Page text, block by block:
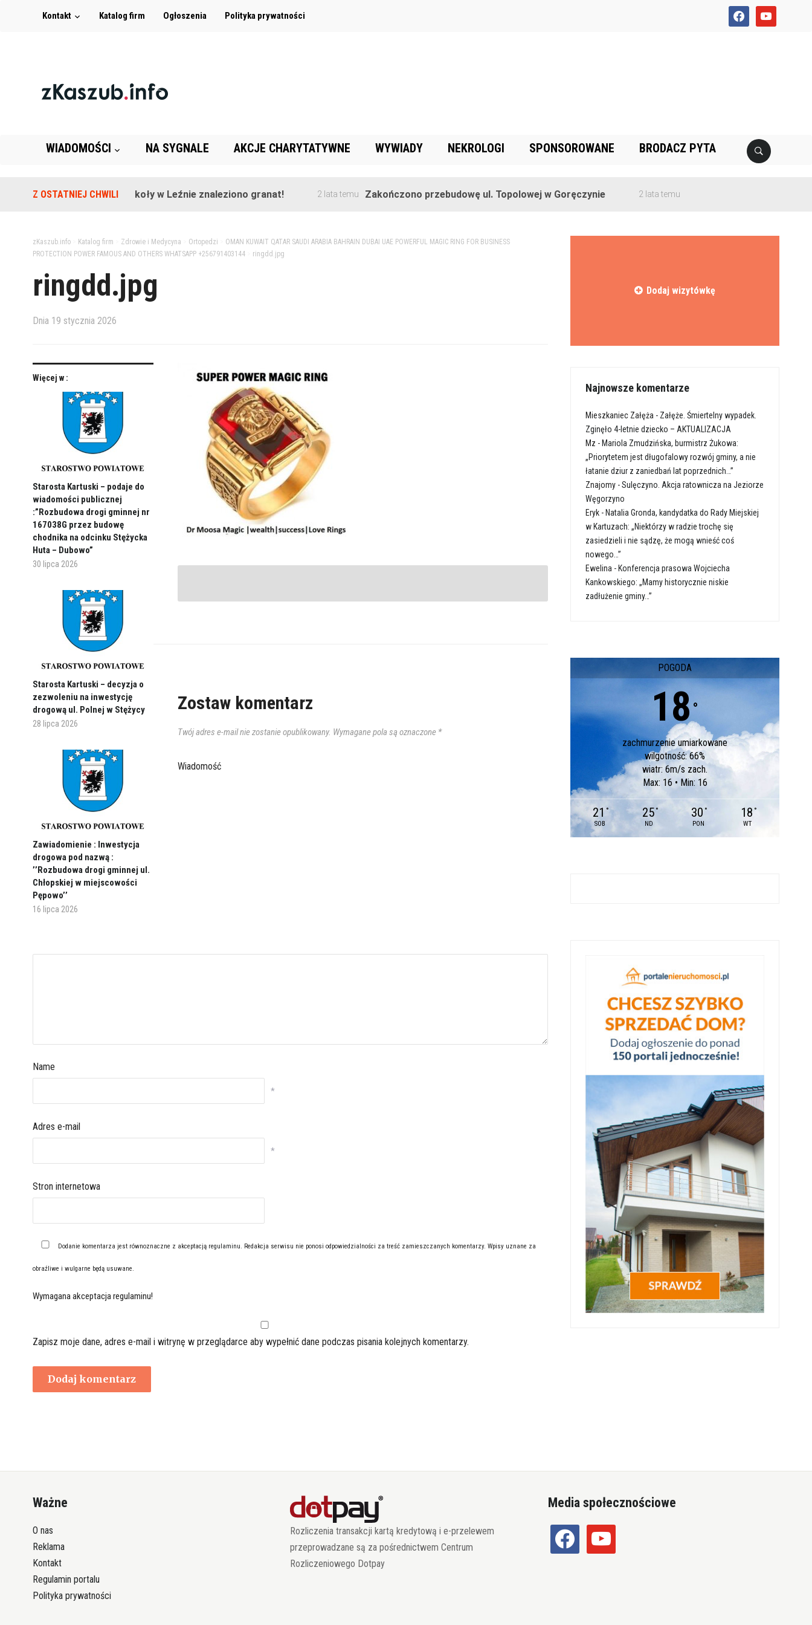
facebookyoutube
Kontakt Katalog firm Ogłoszenia Polityka prywatności
WIADOMOŚCI NA SYGNALE AKCJE CHARYTATYWNE WYWIADY NEKROLOGI SPONSOROWANE BRODACZ PYTA
Z OSTATNIEJ CHWILI
Na terenie szkoły w Leźnie znaleziono granat! 2 lata temu Zakończono przebudowę ul. Topolowej w Goręczynie 2 lata temu
zKaszub.info> Katalog firm Zdrowie i Medycyna Ortopedzi
OMAN KUWAIT QATAR SAUDI ARABIA BAHRAIN DUBAI UAE POWERFUL MAGIC RING FOR BUSINESS
PROTECTION POWER FAMOUS AND OTHERS WHATSAPP +256791403144> ringdd.jpg
ringdd.jpg
Dnia 19 stycznia 2026
Więcej w :
Starosta Kartuski – podaje do
wiadomości publicznej
:”Rozbudowa drogi gminnej nr
167038G przez budowę
chodnika na odcinku Stężycka
Huta – Dubowo”
30 lipca 2026
Starosta Kartuski – decyzja o
zezwoleniu na inwestycję
drogową ul. Polnej w Stężycy
28 lipca 2026
Zawiadomienie : Inwestycja
drogowa pod nazwą :
’’Rozbudowa drogi gminnej ul.
Chłopskiej w miejscowości
Pępowo’’
16 lipca 2026
Zostaw komentarz
Twój adres e-mail nie zostanie opublikowany. Wymagane pola są oznaczone *
Wiadomość
Name
*
Adres e-mail
*
Stron internetowa
Dodanie komentarza jest równoznaczne z akceptacją regulaminu. Redakcja serwisu nie ponosi odpowiedzialności za treść zamieszczanych komentarzy. Wpisy uznane za
obraźliwe i wulgarne będą usuwane.
Wymagana akceptacja regulaminu!
Zapisz moje dane, adres e-mail i witrynę w przeglądarce aby wypełnić dane podczas pisania kolejnych komentarzy.
Dodaj wizytówkę
Najnowsze komentarze
Mieszkaniec Załęża - Załęże. Śmiertelny wypadek.
Zginęło 4-letnie dziecko – AKTUALIZACJA
Mz - Mariola Zmudzińska, burmistrz Żukowa:
„Priorytetem jest długofalowy rozwój gminy, a nie
łatanie dziur z zaniedbań lat poprzednich…”
Znajomy -Sulęczyno. Akcja ratownicza na Jeziorze
Węgorzyno
Eryk - Natalia Gronda, kandydatka do Rady Miejskiej
w Kartuzach: „Niektórzy w radzie trochę się
zasiedzieli i nie sądzę, że mogą wnieść coś
nowego…”
Ewelina - Konferencja prasowa Wojciecha
Kankowskiego: „Mamy historycznie niskie
zadłużenie gminy…”
POGODA
18 °
zachmurzenie umiarkowane
wilgotność: 66%
wiatr: 6m/s zach.
Max: 16 • Min: 16
21 °
SOB
25 °
ND
30 °
PON
18 °
WT
Ważne
O nas
Reklama
Kontakt
Regulamin portalu
Polityka prywatności
Rozliczenia transakcji kartą kredytową i e-przelewem
przeprowadzane są za pośrednictwem Centrum
Rozliczeniowego Dotpay
Media społecznościowe
facebook youtube